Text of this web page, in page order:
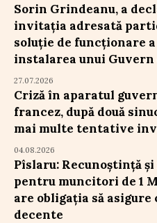
Sorin Grindeanu, a
invitația adresată
soluție de funcționare
instalarea unui
27.07.2026
Criză în aparatul
francez, după două
mai multe tentative
04.08.2026
Pîslaru: Recunoștință
pentru muncitori de 1
are obligația să
decente